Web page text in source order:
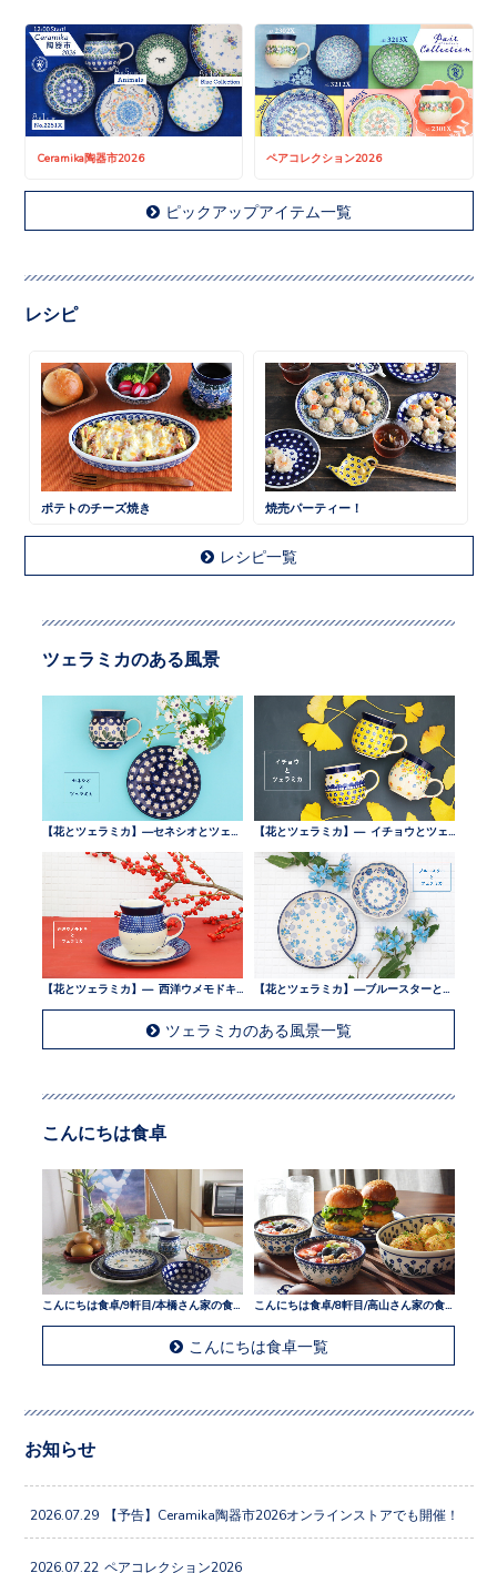
Ceramika陶器市2026 ペアコレクション2026
ピックアップアイテム一覧
レシピ
ポテトのチーズ焼き 焼売パーティー！
レシピ一覧
ツェラミカのある風景
ツェラミカのある風景一覧
こんにちは食卓
こんにちは食卓/9軒目/本橋さん家の食卓
こんにちは食卓一覧
お知らせ
2026.07.29 【予告】Ceramika陶器市2026オンラインストアでも開催！
2026.07.22 ペアコレクション2026